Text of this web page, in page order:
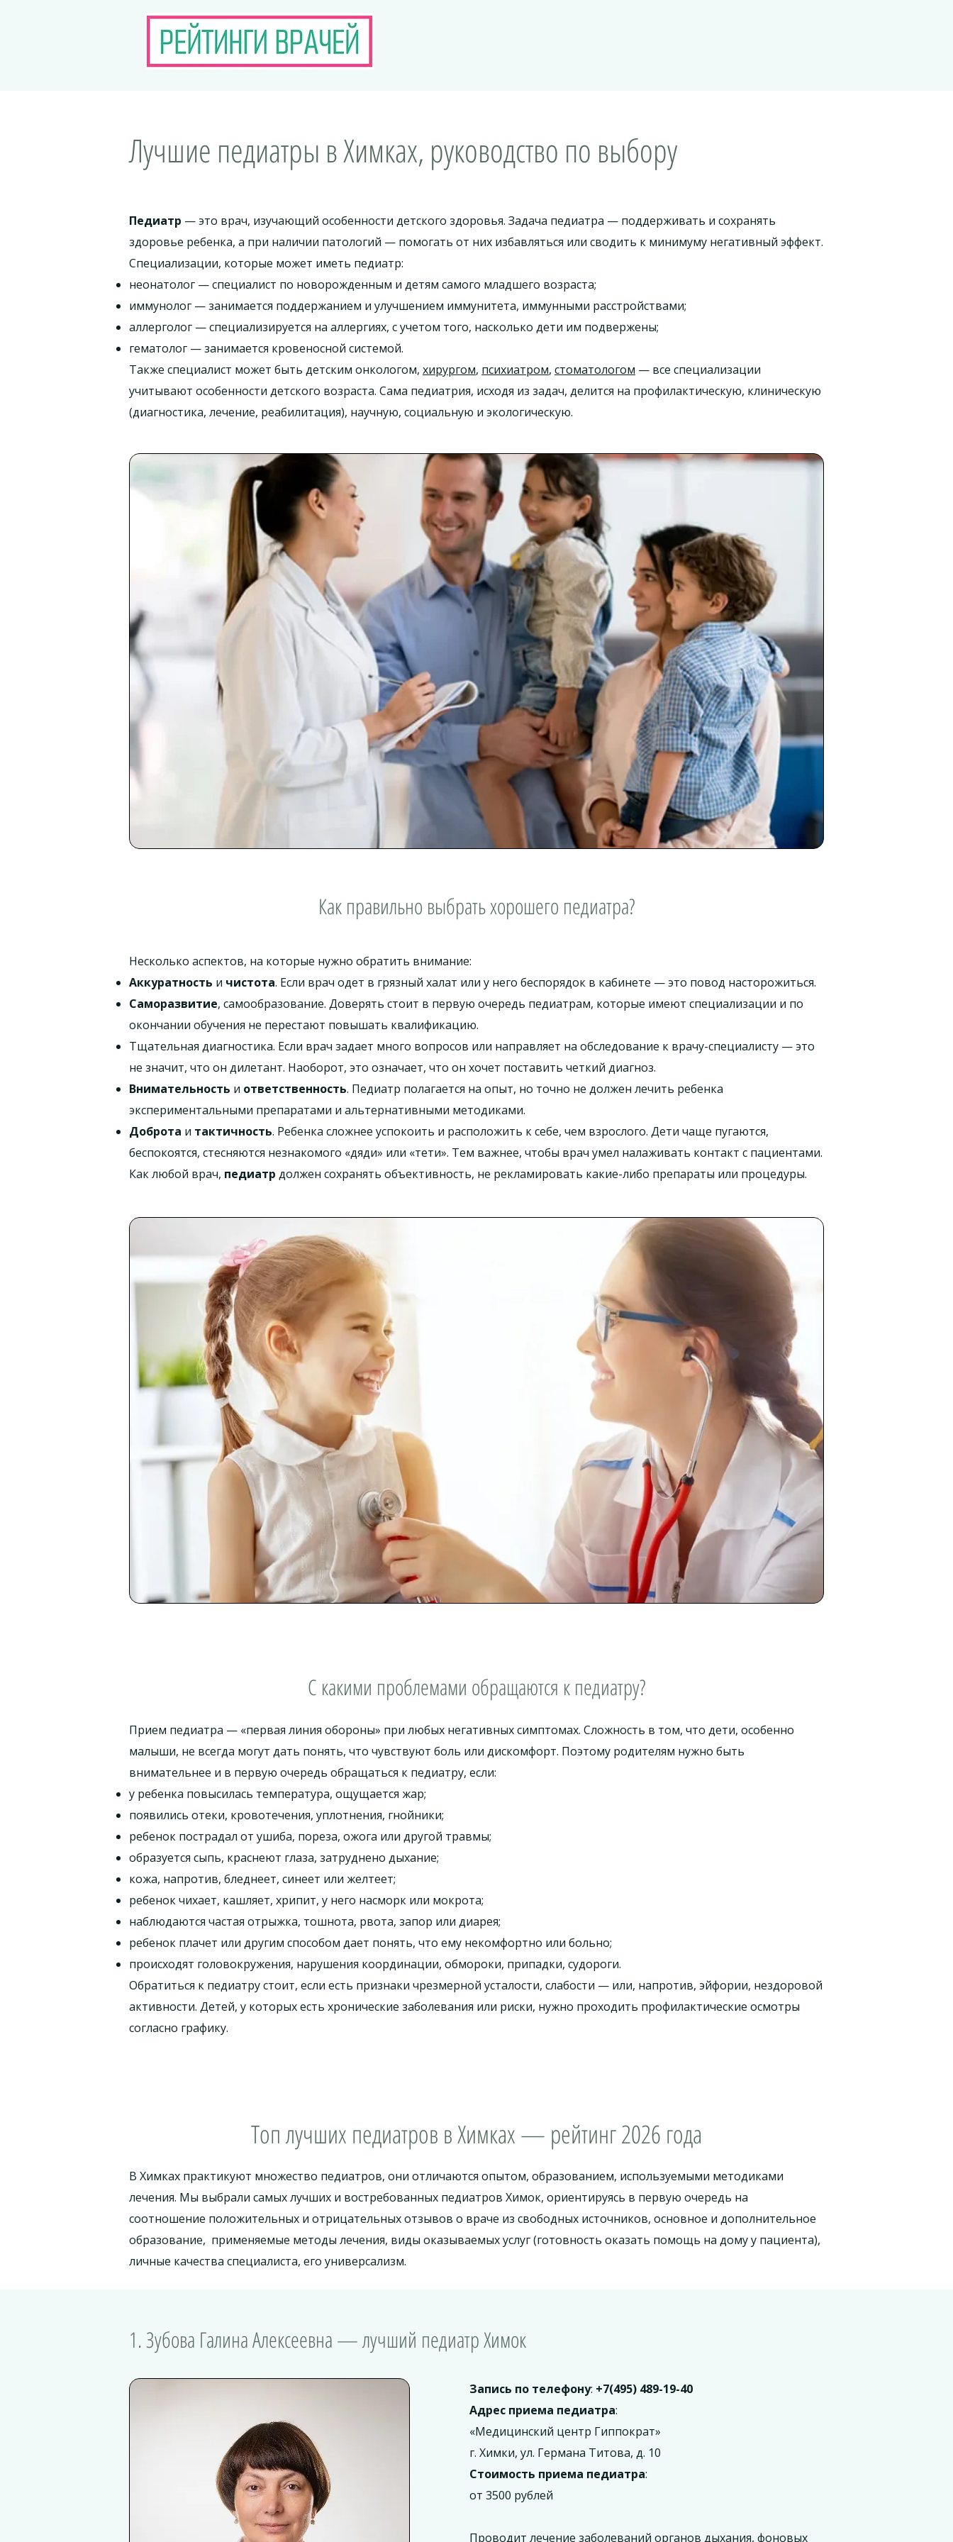
Лучшие педиатры в Химках, руководство по выбору
Педиатр — это врач, изучающий особенности детского здоровья. Задача педиатра — поддерживать и сохранять
здоровье ребенка, а при наличии патологий — помогать от них избавляться или сводить к минимуму негативный эффект.
Специализации, которые может иметь педиатр:
неонатолог — специалист по новорожденным и детям самого младшего возраста;
иммунолог — занимается поддержанием и улучшением иммунитета, иммунными расстройствами;
аллерголог — специализируется на аллергиях, с учетом того, насколько дети им подвержены;
гематолог — занимается кровеносной системой.
Также специалист может быть детским онкологом, хирургом, психиатром, стоматологом — все специализации
учитывают особенности детского возраста. Сама педиатрия, исходя из задач, делится на профилактическую, клиническую
(диагностика, лечение, реабилитация), научную, социальную и экологическую.
Как правильно выбрать хорошего педиатра?
Несколько аспектов, на которые нужно обратить внимание:
Аккуратность и чистота. Если врач одет в грязный халат или у него беспорядок в кабинете — это повод насторожиться.
Саморазвитие, самообразование. Доверять стоит в первую очередь педиатрам, которые имеют специализации и по
окончании обучения не перестают повышать квалификацию.
Тщательная диагностика. Если врач задает много вопросов или направляет на обследование к врачу-специалисту — это
не значит, что он дилетант. Наоборот, это означает, что он хочет поставить четкий диагноз.
Внимательность и ответственность. Педиатр полагается на опыт, но точно не должен лечить ребенка
экспериментальными препаратами и альтернативными методиками.
Доброта и тактичность. Ребенка сложнее успокоить и расположить к себе, чем взрослого. Дети чаще пугаются,
беспокоятся, стесняются незнакомого «дяди» или «тети». Тем важнее, чтобы врач умел налаживать контакт с пациентами.
Как любой врач, педиатр должен сохранять объективность, не рекламировать какие-либо препараты или процедуры.
С какими проблемами обращаются к педиатру?
Прием педиатра — «первая линия обороны» при любых негативных симптомах. Сложность в том, что дети, особенно
малыши, не всегда могут дать понять, что чувствуют боль или дискомфорт. Поэтому родителям нужно быть
внимательнее и в первую очередь обращаться к педиатру, если:
у ребенка повысилась температура, ощущается жар;
появились отеки, кровотечения, уплотнения, гнойники;
ребенок пострадал от ушиба, пореза, ожога или другой травмы;
образуется сыпь, краснеют глаза, затруднено дыхание;
кожа, напротив, бледнеет, синеет или желтеет;
ребенок чихает, кашляет, хрипит, у него насморк или мокрота;
наблюдаются частая отрыжка, тошнота, рвота, запор или диарея;
ребенок плачет или другим способом дает понять, что ему некомфортно или больно;
происходят головокружения, нарушения координации, обмороки, припадки, судороги.
Обратиться к педиатру стоит, если есть признаки чрезмерной усталости, слабости — или, напротив, эйфории, нездоровой
активности. Детей, у которых есть хронические заболевания или риски, нужно проходить профилактические осмотры
согласно графику.
Топ лучших педиатров в Химках — рейтинг 2026 года
В Химках практикуют множество педиатров, они отличаются опытом, образованием, используемыми методиками
лечения. Мы выбрали самых лучших и востребованных педиатров Химок, ориентируясь в первую очередь на
соотношение положительных и отрицательных отзывов о враче из свободных источников, основное и дополнительное
образование, применяемые методы лечения, виды оказываемых услуг (готовность оказать помощь на дому у пациента),
личные качества специалиста, его универсализм.
1. Зубова Галина Алексеевна — лучший педиатр Химок
Запись по телефону: +7(495) 489-19-40
Адрес приема педиатра:
«Медицинский центр Гиппократ»
г. Химки, ул. Германа Титова, д. 10
Стоимость приема педиатра:
от 3500 рублей
Проводит лечение заболеваний органов дыхания, фоновых